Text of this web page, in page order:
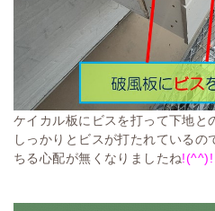
ケイカル板にビスを打って下地と
しっかりとビスが打たれているの
ちる心配が無くなりましたね!(^^)!